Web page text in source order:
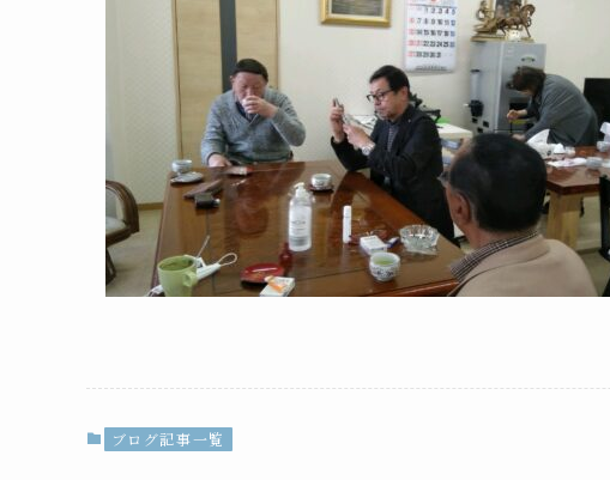
ブログ記事一覧